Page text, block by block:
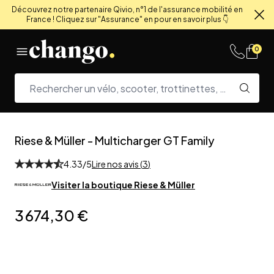
Découvrez notre partenaire Qivio, n°1 de l'assurance mobilité en
France ! Cliquez sur "Assurance" en pour en savoir plus 👇
0
Riese & Müller - Multicharger GT Family
4.33/5Lire nos avis (3)
Visiter la boutique Riese & Müller
3 674,30 €